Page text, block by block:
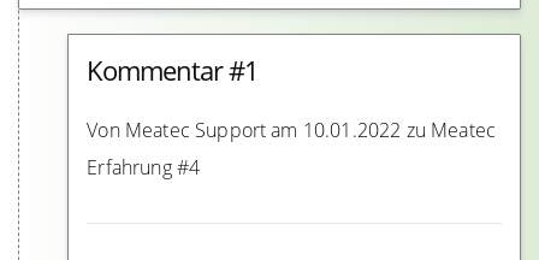
Kommentar #1
Von Meatec Support am 10.01.2022 zu Meatec
Erfahrung #4